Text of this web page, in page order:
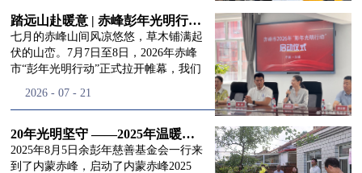
生、李玲辉先生、郭启兴先生及梅鑫先
生，现场列席人员:监事孙海跃先生，联
合党支部书记曾层同志。本次会议由理
事长徐滨主持，会议出席人数超过理事
换届会议严格按照基金会章程规定流程
同回顾了基金会过往任期内在助学兴
教、医疗救助、公益事业普惠等多个领
域深耕耕耘的公益历程，充分肯定了第
踏远山赴暖意 | 赤峰彭年光明行动启程，入户回访接住乡亲眼底的光亮
七月的赤峰山间风凉悠悠，草木铺满起
伏的山峦。7月7日至8日，2026年赤峰
市“彭年光明行动”正式拉开帷幕，我们
土地，赴一场延续了二十一年的光明之
残联唐婷婷理事长到场参与本次启动活
动，由衷肯定了基金会坚持二十一年深
耕光明帮扶的坚守，也向长久奔走推进
2026 - 07 - 21
20年光明坚守 ——2025年温暖启程“彭年光明行动”内蒙赤峰
2025年8月5日余彭年慈善基金会一行来
到了内蒙赤峰，启动了内蒙赤峰2025
动
道>>